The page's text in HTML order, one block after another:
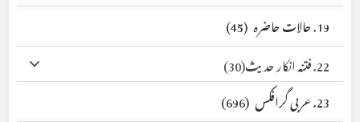
19. حالات حاضرہ
(45)
22. فتنہ انکار حدیث
(30)
23. عربی گرافکس
(696)